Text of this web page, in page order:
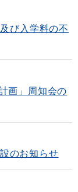
び入学料の不
画」周知会の
のお知らせ